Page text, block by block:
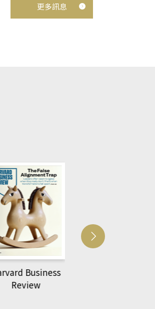
更多訊息
萌動力一頁漫畫學生